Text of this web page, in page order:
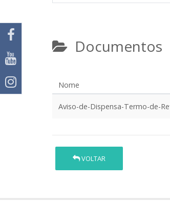
Documentos
Nome
Aviso-de-Dispensa-Termo-de-
VOLTAR